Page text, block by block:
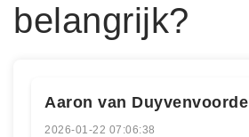
belangrijk?
Aaron van Duyvenvoorde
2026-01-22 07:06:38